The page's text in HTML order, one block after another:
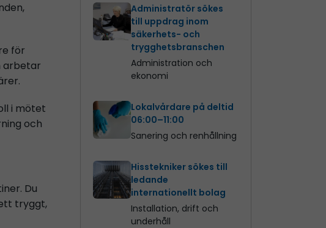
Administratör sökes
till uppdrag inom
säkerhets- och
trygghetsbranschen
Administration och
ekonomi
Lokalvårdare på deltid
06:00–11:00
Sanering och renhållning
Hisstekniker sökes till
ledande
internationellt bolag
Installation, drift och
underhåll
för
arbetar
i mötet
och
Du
tryggt,